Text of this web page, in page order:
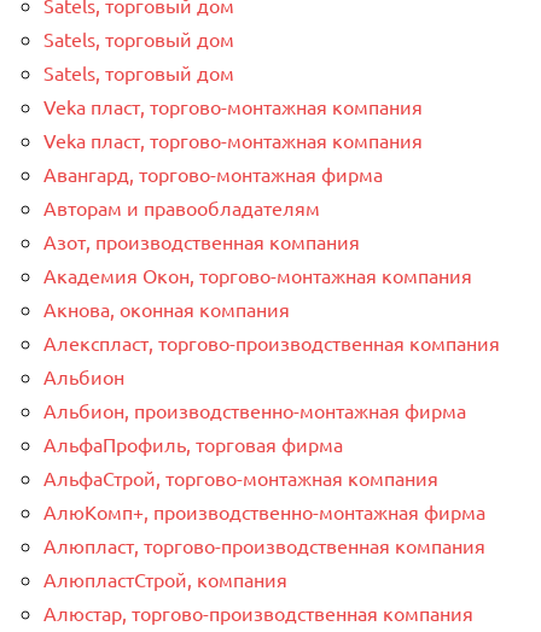
Satels, торговый дом
Satels, торговый дом
Veka пласт, торгово-монтажная компания
Veka пласт, торгово-монтажная компания
Авангард, торгово-монтажная фирма
Авторам и правообладателям
Азот, производственная компания
Академия Окон, торгово-монтажная компания
Акнова, оконная компания
Алекспласт, торгово-производственная компания
Альбион
Альбион, производственно-монтажная фирма
АльфаПрофиль, торговая фирма
АльфаСтрой, торгово-монтажная компания
АлюКомп+, производственно-монтажная фирма
Алюпласт, торгово-производственная компания
АлюпластСтрой, компания
Алюстар, торгово-производственная компания